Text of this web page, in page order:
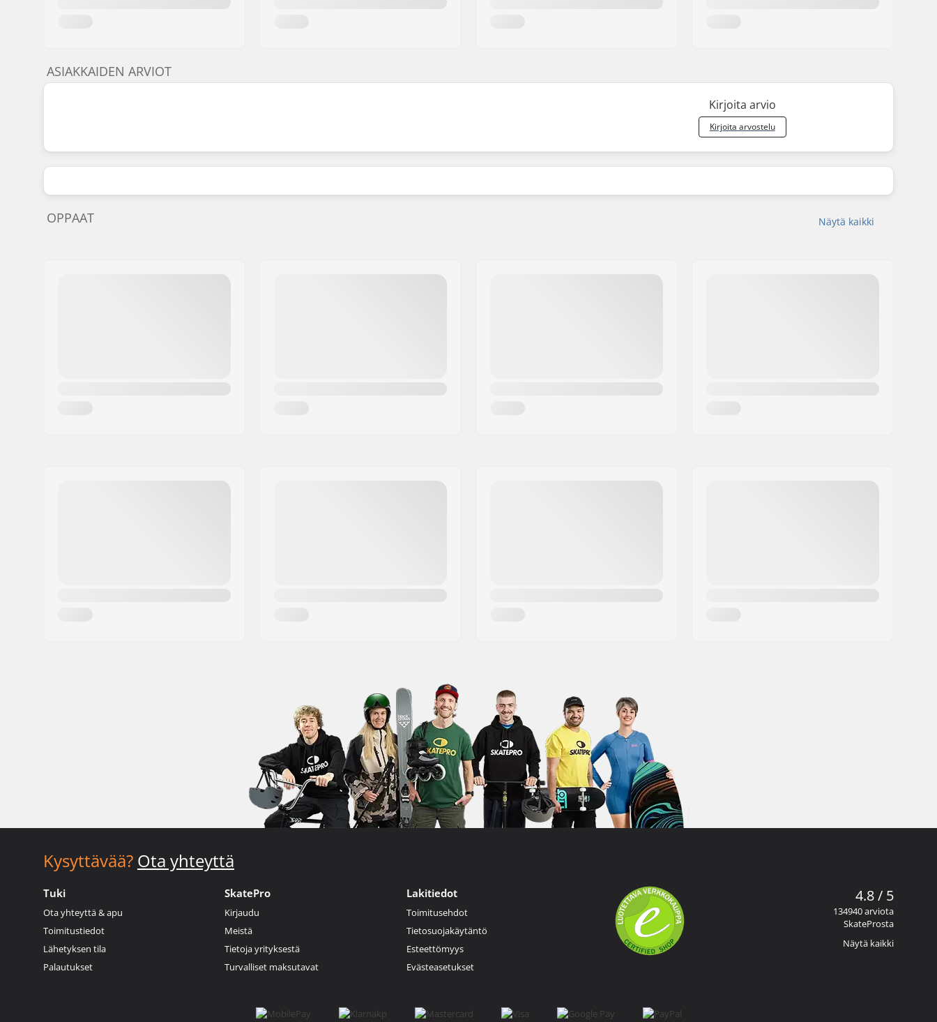
ASIAKKAIDEN ARVIOT
Kirjoita arvio
Kirjoita arvostelu
Näytä kaikki
OPPAAT
Kysyttävää? Ota yhteyttä
Tuki
Ota yhteyttä & apu
Toimitustiedot
Lähetyksen tila
Palautukset
SkatePro
Kirjaudu
Meistä
Tietoja yrityksestä
Turvalliset maksutavat
Lakitiedot
Toimitusehdot
Tietosuojakäytäntö
Esteettömyys
Evästeasetukset
4.8 / 5
134940 arviota
SkateProsta
Näytä kaikki